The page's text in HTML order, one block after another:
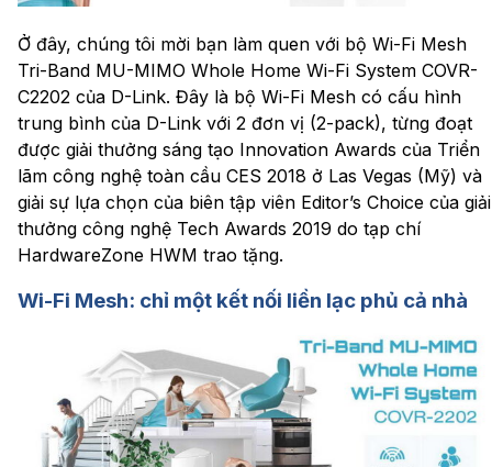
Ở đây, chúng tôi mời bạn làm quen với bộ Wi-Fi Mesh
Tri-Band MU-MIMO Whole Home Wi-Fi System COVR-
C2202 của D-Link. Đây là bộ Wi-Fi Mesh có cấu hình
trung bình của D-Link với 2 đơn vị (2-pack), từng đoạt
được giải thưởng sáng tạo Innovation Awards của Triển
lãm công nghệ toàn cầu CES 2018 ở Las Vegas (Mỹ) và
giải sự lựa chọn của biên tập viên Editor’s Choice của giải
thưởng công nghệ Tech Awards 2019 do tạp chí
HardwareZone HWM trao tặng.
Wi-Fi Mesh: chỉ một kết nối liền lạc phủ cả nhà